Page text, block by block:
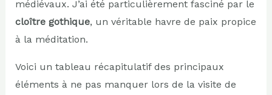
médiévaux. J’ai été particulièrement fasciné par le
cloître gothique, un véritable havre de paix propice
à la méditation.
Voici un tableau récapitulatif des principaux
éléments à ne pas manquer lors de la visite de